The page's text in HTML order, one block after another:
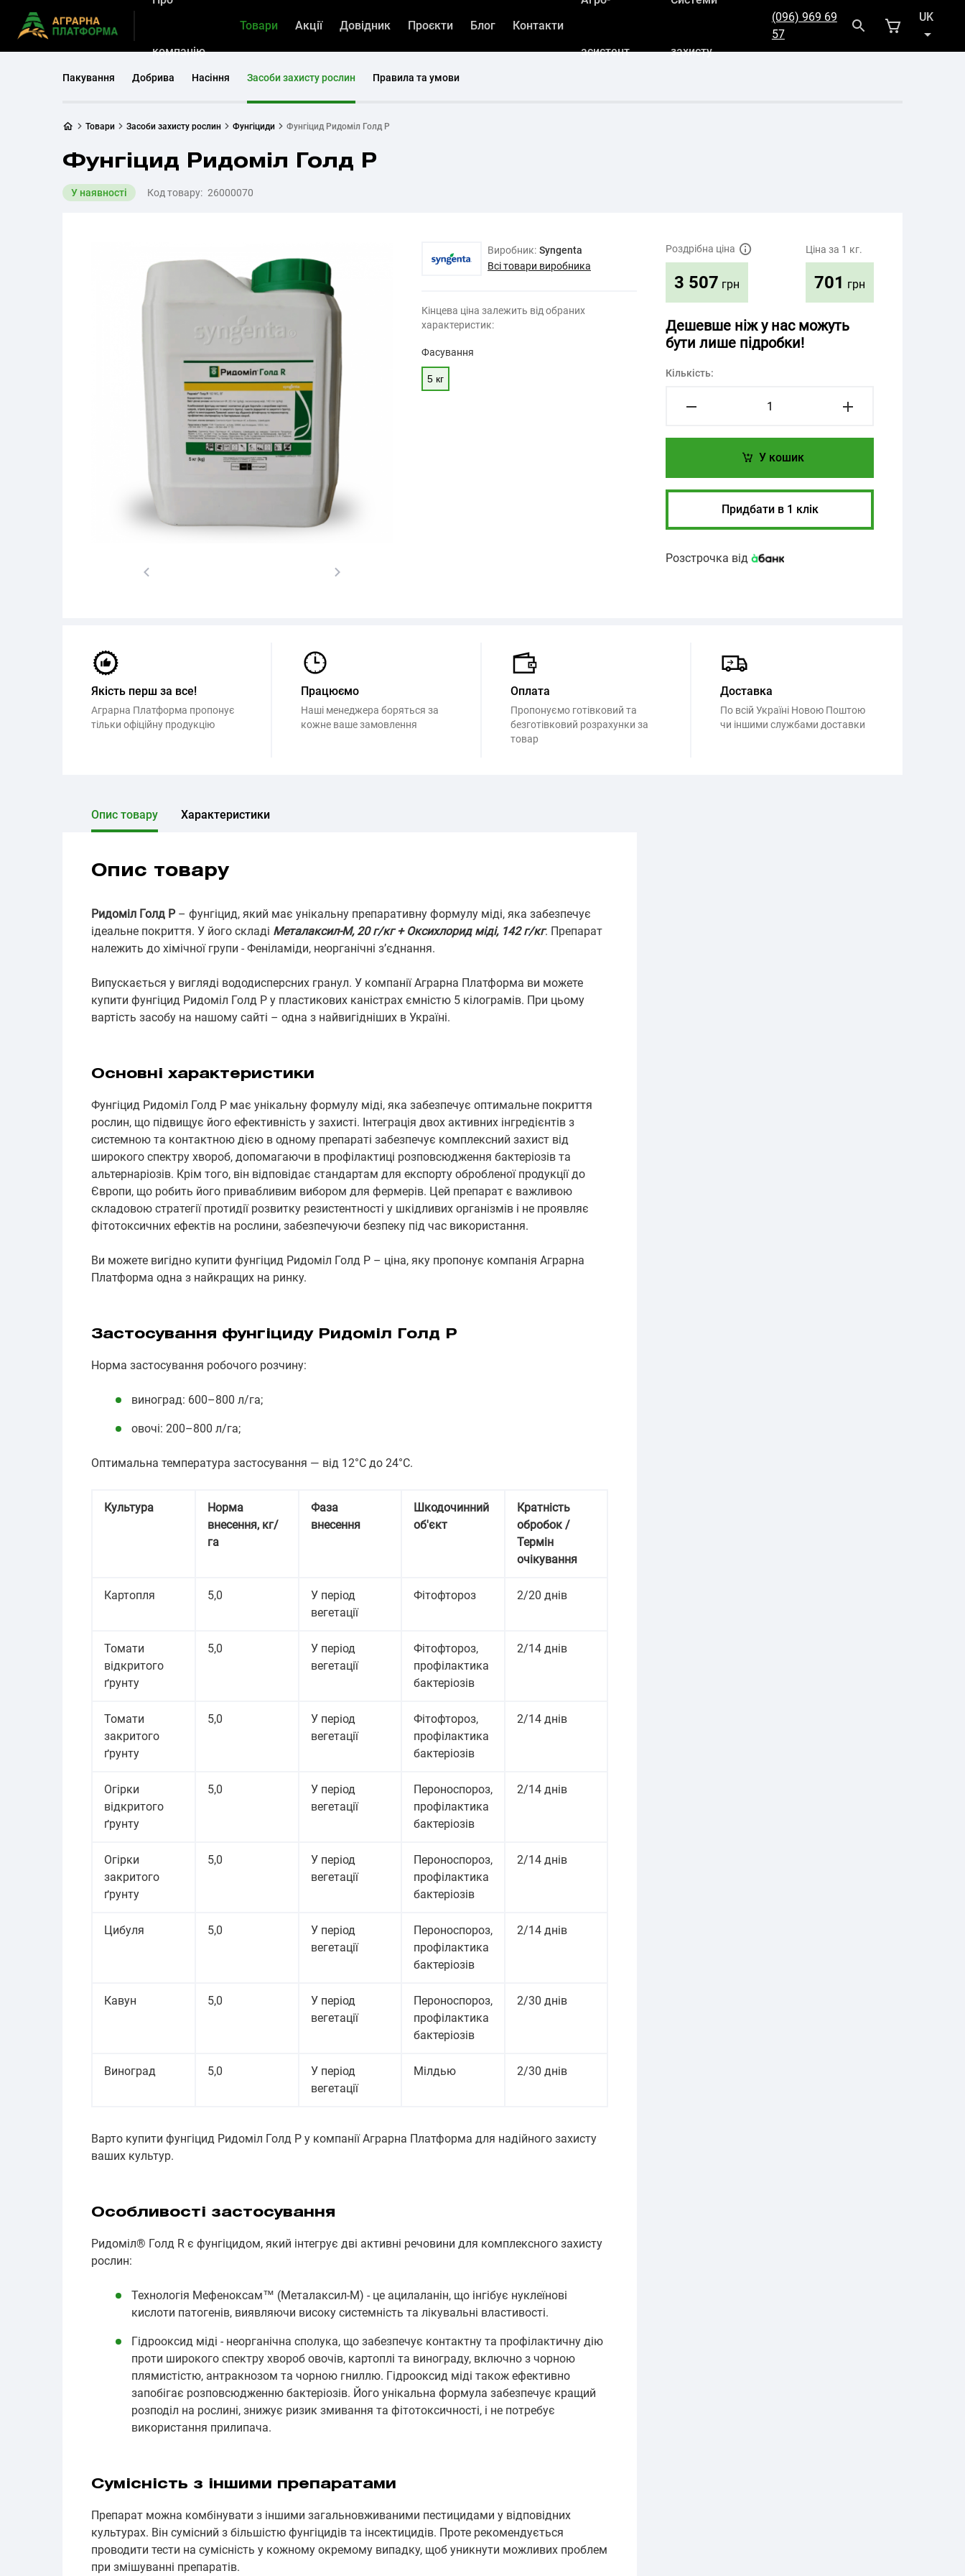
компанію
Товари Акції Довідник Проєкти Блог Контакти
асистент захисту
(096) 969 69
57
UK
RU
Пакування Добрива Насіння Засоби захисту рослин Правила та умови
Товари Засоби захисту рослин Фунгіциди Фунгіцид Ридоміл Голд Р
Фунгіцид Ридоміл Голд Р
У наявності Код товару: 26000070
Виробник: Syngenta
Всі товари виробника
Кінцева ціна залежить від обраних
характеристик:
Фасування
5 кг
Роздрібна ціна
3 507 грн
Ціна за 1 кг.
701 грн
Дешевше ніж у нас можуть
бути лише підробки!
Кількість:
У кошик
Придбати в 1 клік
Розстрочка від
Якість перш за все!
Аграрна Платформа пропонує
тільки офіційну продукцію
Працюємо
Наші менеджера боряться за
кожне ваше замовлення
Оплата
Пропонуємо готівковий та
безготівковий розрахунки за
товар
Доставка
По всій Україні Новою Поштою
чи іншими службами доставки
Опис товару Характеристики
Опис товару
Ридоміл Голд Р– фунгіцид, який має унікальну препаративну формулу міді, яка забезпечує
ідеальне покриття. У його складі Металаксил-М, 20 г/кг + Оксихлорид міді, 142 г/кг. Препарат
належить до хімічної групи - Феніламіди, неорганічні з’єднання.
Випускається у вигляді вододисперсних гранул. У компанії Аграрна Платформа ви можете
купити фунгіцид Ридоміл Голд Р у пластикових каністрах ємністю 5 кілограмів. При цьому
вартість засобу на нашому сайті – одна з найвигідніших в Україні.
Основні характеристики
Фунгіцид Ридоміл Голд Р має унікальну формулу міді, яка забезпечує оптимальне покриття
рослин, що підвищує його ефективність у захисті. Інтеграція двох активних інгредієнтів з
системною та контактною дією в одному препараті забезпечує комплексний захист від
широкого спектру хвороб, допомагаючи в профілактиці розповсюдження бактеріозів та
альтернаріозів. Крім того, він відповідає стандартам для експорту обробленої продукції до
Європи, що робить його привабливим вибором для фермерів. Цей препарат є важливою
складовою стратегії протидії розвитку резистентності у шкідливих організмів і не проявляє
фітотоксичних ефектів на рослини, забезпечуючи безпеку під час використання.
Ви можете вигідно купити фунгіцид Ридоміл Голд Р – ціна, яку пропонує компанія Аграрна
Платформа одна з найкращих на ринку.
Застосування фунгіциду Ридоміл Голд Р
Норма застосування робочого розчину:
виноград: 600–800 л/га;
овочі: 200–800 л/га;
Оптимальна температура застосування — від 12°С до 24°С.
Культура
Норма
внесення, кг/
га
Фаза
внесення
Шкодочинний
об'єкт
Кратність
обробок /
Термін
очікування
Картопля 5,0
У період
вегетації
Фітофтороз 2/20 днів
Томати
відкритого
ґрунту
5,0
У період
вегетації
Фітофтороз,
профілактика
бактеріозів
2/14 днів
Томати
закритого
ґрунту
5,0
У період
вегетації
Фітофтороз,
профілактика
бактеріозів
2/14 днів
Огірки
відкритого
ґрунту
5,0
У період
вегетації
Пероноспороз,
профілактика
бактеріозів
2/14 днів
Огірки
закритого
ґрунту
5,0
У період
вегетації
Пероноспороз,
профілактика
бактеріозів
2/14 днів
Цибуля 5,0
У період
вегетації
Пероноспороз,
профілактика
бактеріозів
2/14 днів
Кавун 5,0
У період
вегетації
Пероноспороз,
профілактика
бактеріозів
2/30 днів
Виноград 5,0
У період
вегетації
Мілдью 2/30 днів
Варто купити фунгіцид Ридоміл Голд Р у компанії Аграрна Платформа для надійного захисту
ваших культур.
Особливості застосування
Ридоміл® Голд R є фунгіцидом, який інтегрує дві активні речовини для комплексного захисту
рослин:
Технологія Мефеноксам™ (Металаксил-М) - це ацилаланін, що інгібує нуклеїнові
кислоти патогенів, виявляючи високу системність та лікувальні властивості.
Гідрооксид міді - неорганічна сполука, що забезпечує контактну та профілактичну дію
проти широкого спектру хвороб овочів, картоплі та винограду, включно з чорною
плямистістю, антракнозом та чорною гниллю. Гідрооксид міді також ефективно
запобігає розповсюдженню бактеріозів. Його унікальна формула забезпечує кращий
розподіл на рослині, знижує ризик змивання та фітотоксичності, і не потребує
використання прилипача.
Сумісність з іншими препаратами
Препарат можна комбінувати з іншими загальновживаними пестицидами у відповідних
культурах. Він сумісний з більшістю фунгіцидів та інсектицидів. Проте рекомендується
проводити тести на сумісність у кожному окремому випадку, щоб уникнути можливих проблем
при змішуванні препаратів.